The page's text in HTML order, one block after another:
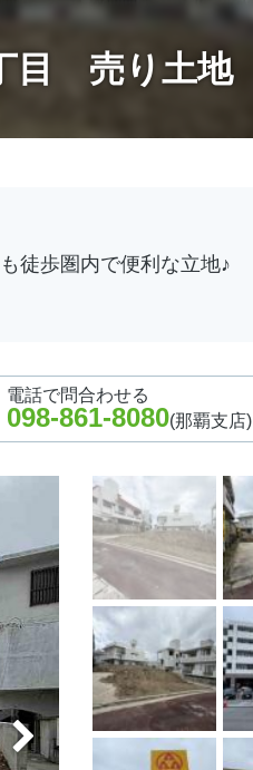
目 売り土地
徒歩圏内で便利な立地♪
電話で問合わせる
098-861-8080(那覇支店)